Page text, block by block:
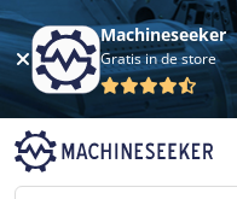
Machineseeker
Gratis in de store